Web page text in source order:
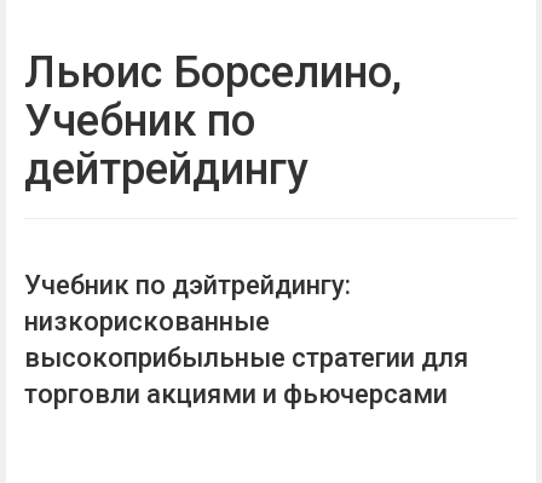
Льюис Борселино,
Учебник по
дейтрейдингу
Учебник по дэйтрейдингу:
низкорискованные
высокоприбыльные стратегии для
торговли акциями и фьючерсами